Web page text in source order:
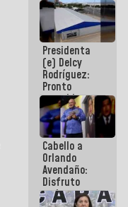
Presidenta
(e) Delcy
Rodríguez:
Pronto
restableceremos
las
operaciones
en el
Aeropuerto
Internacional
de
Maiquetía
Cabello a
Orlando
Avendaño:
Disfruto
cada vez